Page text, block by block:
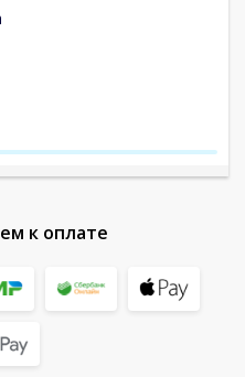
к оплате